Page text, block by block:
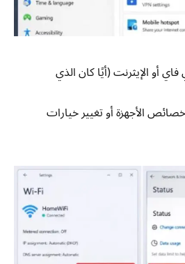
فاي أو الإيثرنت (أيًا كان الذي
الأجهزة أو تغيير خيارات